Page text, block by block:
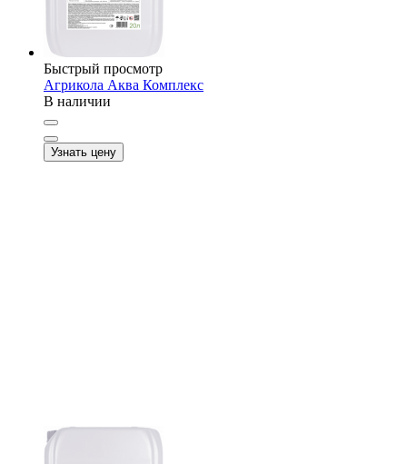
Быстрый просмотр
Агрикола Аква Комплекс
В наличии
Узнать цену